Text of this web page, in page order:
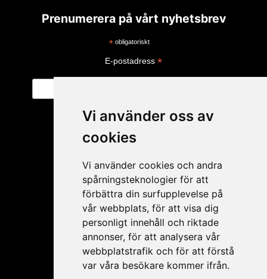
Vi använder oss av
cookies
Vi använder cookies och andra
spårningsteknologier för att
förbättra din surfupplevelse på
vår webbplats, för att visa dig
personligt innehåll och riktade
annonser, för att analysera vår
webbplatstrafik och för att förstå
var våra besökare kommer ifrån.
Prenumerera på vårt nyhetsbrev
* obligatoriskt
E-postadress *
Mitt konto
Ansökan ÅF
Mitt konto